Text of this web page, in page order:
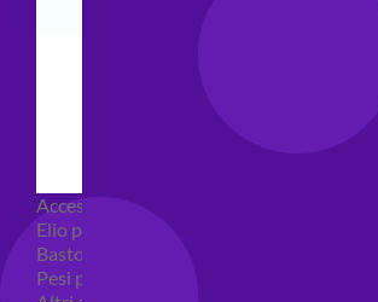
Accessori e Attrezzatura palloncini
Elio per palloncini
Bastoncini per palloncini
Pesi per palloncini